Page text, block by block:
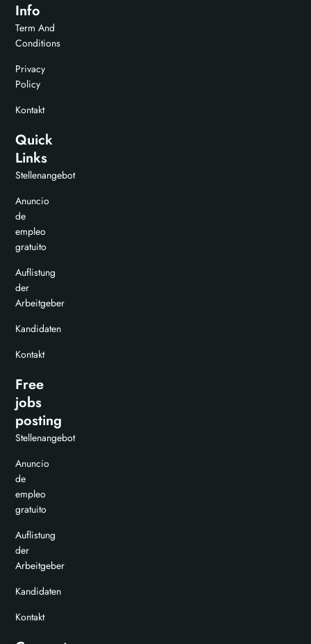
Info
Term And
Conditions
Privacy
Policy
Kontakt
Quick
Links
Stellenangebot
Anuncio
de
empleo
gratuito
Auflistung
der
Arbeitgeber
Kandidaten
Kontakt
Free
jobs
posting
Stellenangebot
Anuncio
de
empleo
gratuito
Auflistung
der
Arbeitgeber
Kandidaten
Kontakt